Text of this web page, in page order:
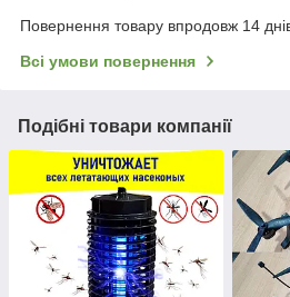
Повернення товару впродовж 14
Всі умови повернення
Подібні товари компанії